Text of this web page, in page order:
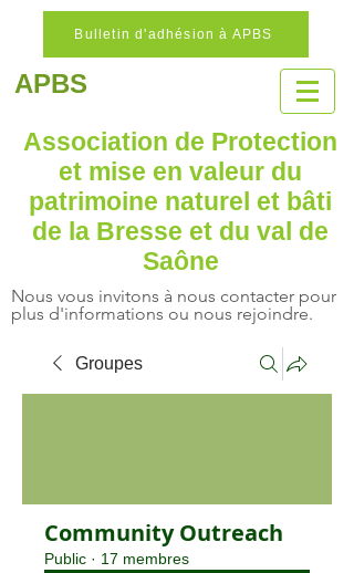
Bulletin d'adhésion à APBS
APBS
Association de Protection
et mise en valeur du
patrimoine naturel et bâti
de la Bresse et du val de
Saône
Nous vous invitons à nous contacter pour
plus d'informations ou nous rejoindre.
Groupes
Community Outreach
Public · 17 membres